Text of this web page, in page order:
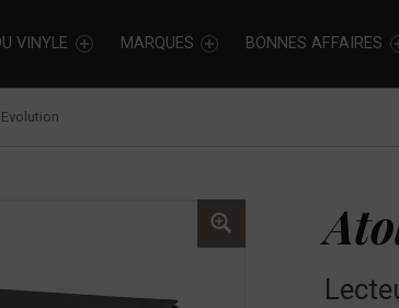
VINYLE MARQUES BONNES AFFAIRES